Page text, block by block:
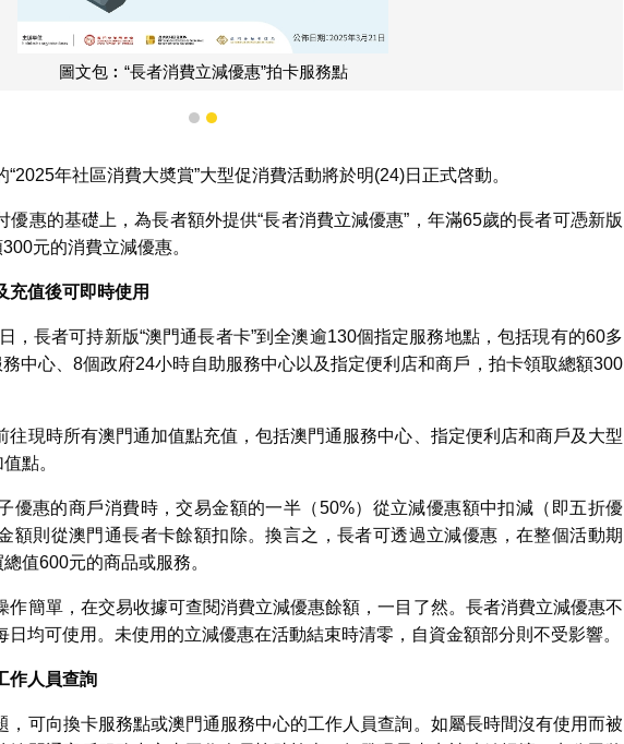
圖文包︰“長者消費立減優惠”拍卡服務點
1 2
年社區消費大奬賞”大型促消費活動將於明(24)日正式啓動。
優惠的基礎上，為長者額外提供“長者消費立減優惠”，年滿65歲的長者可憑新版
元的消費立減優惠。
充值後可即時使用
，長者可持新版“澳門通長者卡”到全澳逾130個指定服務地點，包括現有的60多
中心、8個政府24小時自助服務中心以及指定便利店和商戶，拍卡領取總額300
往現時所有澳門通加值點充值，包括澳門通服務中心、指定便利店和商戶及大型
點。
優惠的商戶消費時，交易金額的一半（50%）從立減優惠額中扣減（即五折優
額則從澳門通長者卡餘額扣除。換言之，長者可透過立減優惠，在整個活動期
值600元的商品或服務。
作簡單，在交易收據可查閱消費立減優惠餘額，一目了然。長者消費立減優惠不
均可使用。未使用的立減優惠在活動結束時清零，自資金額部分則不受影響。
作人員查詢
，可向換卡服務點或澳門通服務中心的工作人員查詢。如屬長時間沒有使用而被